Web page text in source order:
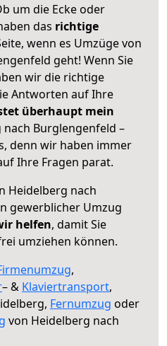
um die Ecke oder
das richtige
wenn es Umzüge von
geht! Wenn Sie
wir die richtige
Antworten auf Ihre
überhaupt mein
Burglengenfeld –
denn wir haben immer
Ihre Fragen parat.
Heidelberg nach
gewerblicher Umzug
helfen, damit Sie
umziehen können.
,
– & Klaviertransport,
Fernumzug oder
von Heidelberg nach